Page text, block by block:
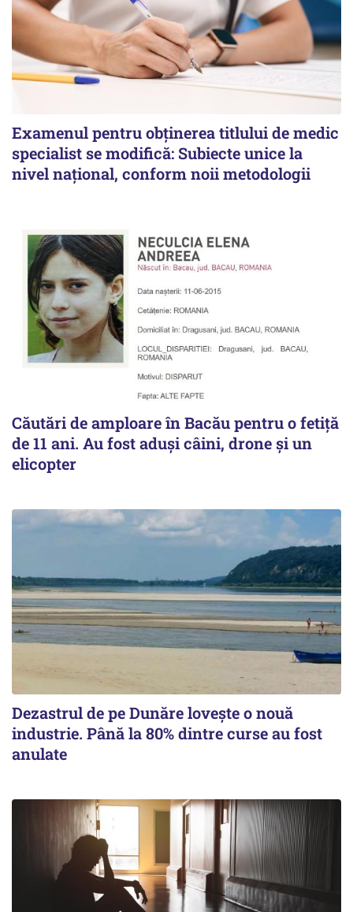
Examenul pentru obținerea titlului de medic
specialist se modifică: Subiecte unice la
nivel național, conform noii metodologii
Căutări de amploare în Bacău pentru o fetiță
de 11 ani. Au fost aduși câini, drone și un
elicopter
Dezastrul de pe Dunăre lovește o nouă
industrie. Până la 80% dintre curse au fost
anulate